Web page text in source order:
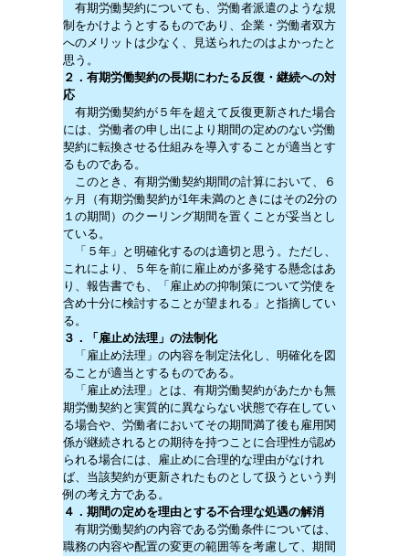
有期労働契約についても、労働者派遣のような規
制をかけようとするものであり、企業・労働者双方
へのメリットは少なく、見送られたのはよかったと
思う。
２．有期労働契約の長期にわたる反復・継続への対
応
有期労働契約が５年を超えて反復更新された場合
には、労働者の申し出により期間の定めのない労働
契約に転換させる仕組みを導入することが適当とす
るものである。
このとき、有期労働契約期間の計算において、６
ヶ月（有期労働契約が1年未満のときにはその2分の
１の期間）のクーリング期間を置くことが妥当とし
ている。
「５年」と明確化するのは適切と思う。ただし、
これにより、５年を前に雇止めが多発する懸念はあ
り、報告書でも、「雇止めの抑制策について労使を
含め十分に検討することが望まれる」と指摘してい
る。
３．「雇止め法理」の法制化
「雇止め法理」の内容を制定法化し、明確化を図
ることが適当とするものである。
「雇止め法理」とは、有期労働契約があたかも無
期労働契約と実質的に異ならない状態で存在してい
る場合や、労働者においてその期間満了後も雇用関
係が継続されるとの期待を持つことに合理性が認め
られる場合には、雇止めに合理的な理由がなけれ
ば、当該契約が更新されたものとして扱うという判
例の考え方である。
４．期間の定めを理由とする不合理な処遇の解消
有期労働契約の内容である労働条件については、
職務の内容や配置の変更の範囲等を考慮して、期間